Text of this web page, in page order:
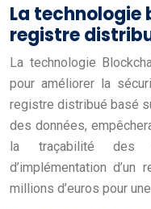
La technologie
registre
La technologie
pour améliorer la
registre distribué basé
des données,
la traçabilité des
d’implémentation
millions d’euros pour